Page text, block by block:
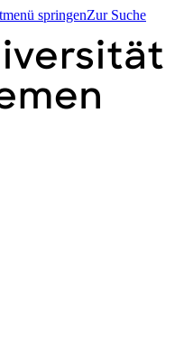
springenZur Suche